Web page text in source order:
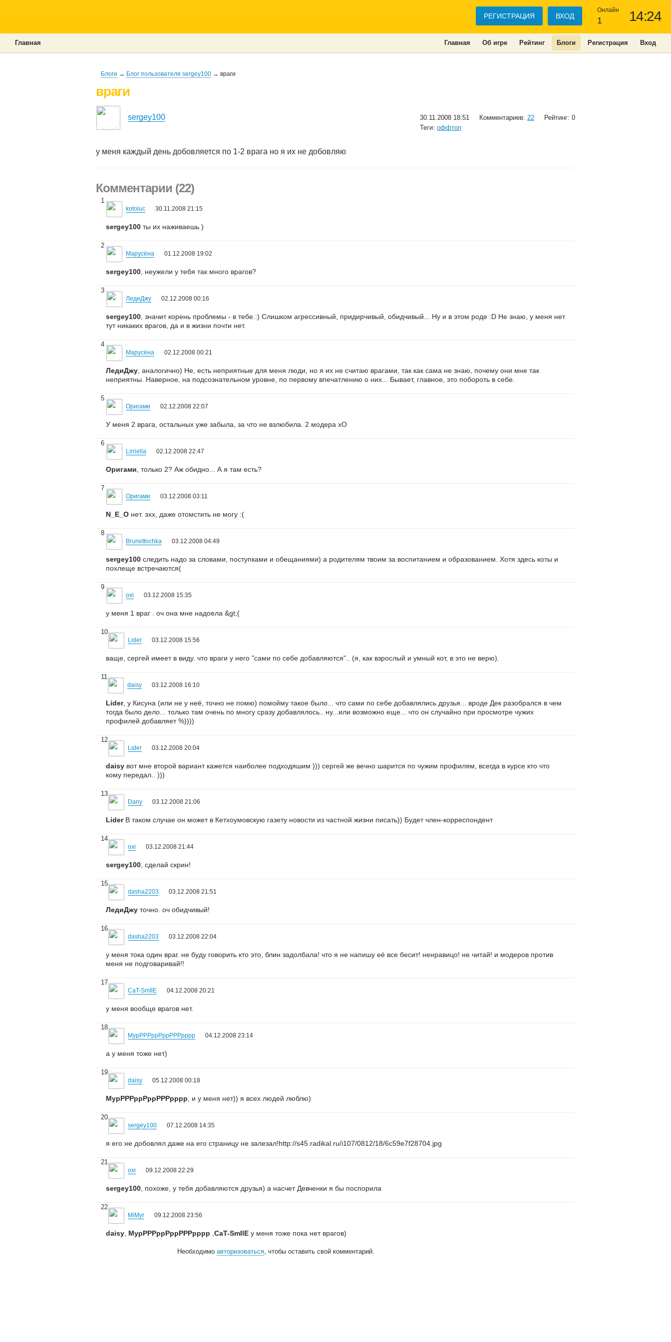
14:24
Онлайн
1
РЕГИСТРАЦИЯ ВХОД
Главная Об игре Рейтинг Блоги Регистрация Вход
Главная
Блоги → Блог пользователя sergey100 → враги
враги
sergey100 30.11.2008 18:51 Комментариев: 22
Рейтинг: 0
Теги: оффтоп
у меня каждый день добовляется по 1-2 врага но я их не добовляю
Комментарии (22)
1
kotoluc 30.11.2008 21:15
sergey100 ты их наживаешь )
2
Марусёна 01.12.2008 19:02
sergey100 , неужели у тебя так много врагов?
3
ЛедиДжу 02.12.2008 00:16
sergey100 , значит корень проблемы - в тебе.:) Слишком агрессивный, придирчивый, обидчивый... Ну и в этом роде :D Не знаю, у меня нет
тут никаких врагов, да и в жизни почти нет.
4
Марусёна 02.12.2008 00:21
ЛедиДжу , аналогично) Не, есть неприятные для меня люди, но я их не считаю врагами, так как сама не знаю, почему они мне так
неприятны. Наверное, на подсознательном уровне, по первому впечатлению о них... Бывает, главное, это побороть в себе.
5
Оригами 02.12.2008 22:07
У меня 2 врага, остальных уже забыла, за что не взлюбила. 2 модера хО
6
Lirriella 02.12.2008 22:47
Оригами , только 2? Аж обидно... А я там есть?
7
Оригами 03.12.2008 03:11
N_E_O нет. эхх, даже отомстить не могу :(
8
Brunettochka 03.12.2008 04:49
sergey100 следить надо за словами, поступками и обещаниями) а родителям твоим за воспитанием и образованием. Хотя здесь коты и
похлеще встречаются(
9
oxi 03.12.2008 15:35
у меня 1 враг . оч она мне надоела &gt;(
10
Lider 03.12.2008 15:56
ваще, сергей имеет в виду. что враги у него "сами по себе добавляются".. (я, как взрослый и умный кот, в это не верю).
11
daisy 03.12.2008 16:10
Lider, у Кисуна (или не у неё, точно не помю) помойму такое было... что сами по себе добавлялись друзья... вроде Дек разобрался в чем
тогда было дело... только там очень по многу сразу добавлялось.. ну...или возможно еще... что он случайно при просмотре чужих
профилей добавляет %))))
12
Lider 03.12.2008 20:04
daisy вот мне второй вариант кажется наиболее подходяшим ))) сергей же вечно шарится по чужим профилям, всегда в курсе кто что
кому передал.. )))
13
Dany 03.12.2008 21:06
LiderВ таком случае он может в Кетхоумовскую газету новости из частной жизни писать)) Будет член-корреспондент
14
oxi 03.12.2008 21:44
sergey100 , сделай скрин!
15
dasha2203 03.12.2008 21:51
ЛедиДжу точно. оч обидчивый!
16
dasha2203 03.12.2008 22:04
у меня тока один враг. не буду говорить кто это, блин задолбала! что я не напишу её все бесит! ненравицо! не читай! и модеров против
меня не подговаривай!!
17
CaT-SmIlE 04.12.2008 20:21
у меня вообще врагов нет.
18
МурРРРррРррРРРрррр 04.12.2008 23:14
а у меня тоже нет)
19
daisy 05.12.2008 00:18
МурРРРррРррРРРрррр , и у меня нет)) я всех людей люблю)
20
sergey100 07.12.2008 14:35
я его не добовлял даже на его страницу не залезал!http://s45.radikal.ru/i107/0812/18/6c59e7f28704.jpg
21
oxi 09.12.2008 22:29
sergey100 , похоже, у тебя добавляются друзья) а насчет Девченки я бы поспорила
22
MiMyr 09.12.2008 23:56
daisy МурРРРррРррРРРрррр CaT-SmIlE у меня тоже пока нет врагов)
Необходимоавторизоваться, чтобы оставить свой комментарий.